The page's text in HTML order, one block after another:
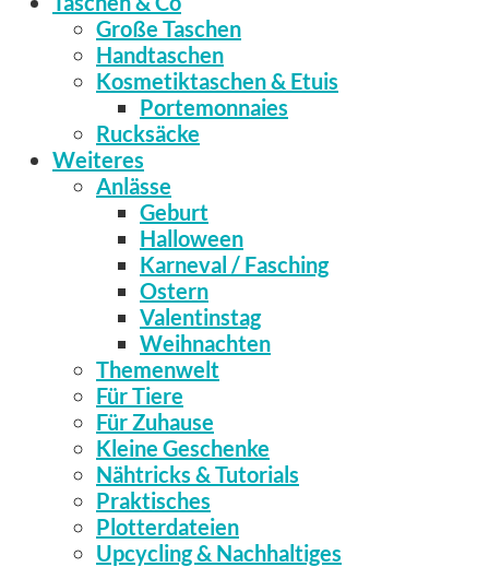
Große Taschen
Handtaschen
Kosmetiktaschen & Etuis
Portemonnaies
Rucksäcke
Weiteres
Anlässe
Geburt
Halloween
Karneval / Fasching
Ostern
Valentinstag
Weihnachten
Themenwelt
Für Tiere
Für Zuhause
Kleine Geschenke
Nähtricks & Tutorials
Praktisches
Plotterdateien
Upcycling & Nachhaltiges